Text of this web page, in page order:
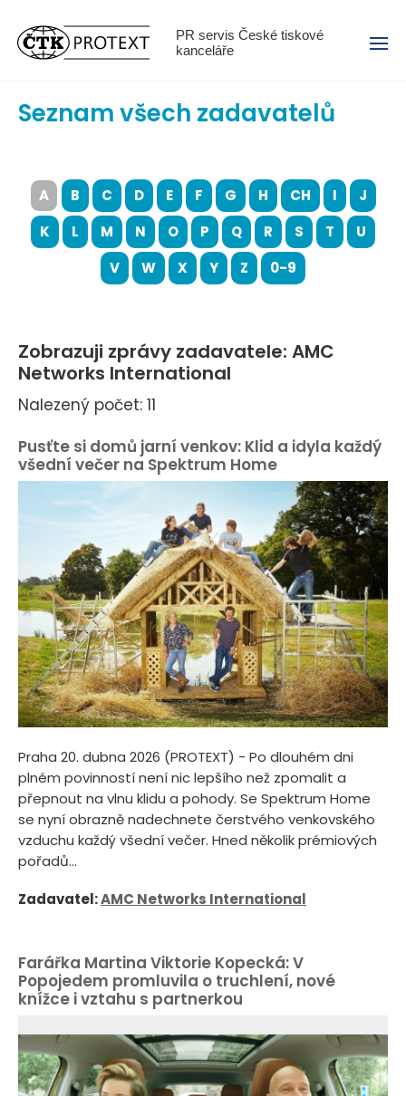
PR servis České tiskové
kanceláře
Menu
Seznam všech zadavatelů
A B C D E F G H CH I
J
K
L M N O P Q R S T
U
V
W X Y Z 0-9
Zobrazuji zprávy zadavatele: AMC
Networks International
Nalezený počet: 11
Pusťte si domů jarní venkov: Klid a idyla každý
všední večer na Spektrum Home
Praha 20. dubna 2026 (PROTEXT) - Po dlouhém dni
plném povinností není nic lepšího než zpomalit a
přepnout na vlnu klidu a pohody. Se Spektrum Home
se nyní obrazně nadechnete čerstvého venkovského
vzduchu každý všední večer. Hned několik prémiových
pořadů...
Zadavatel:AMC Networks International
Farářka Martina Viktorie Kopecká: V
Popojedem promluvila o truchlení, nové
knížce i vztahu s partnerkou